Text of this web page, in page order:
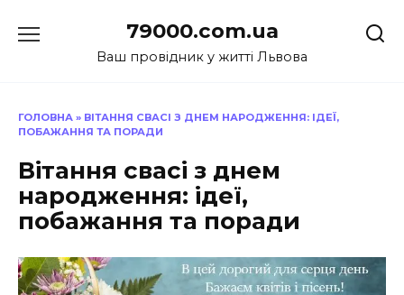
до
79000.com.ua
Ваш провідник у житті Львова
ГОЛОВНА » ВІТАННЯ СВАСІ З ДНЕМ НАРОДЖЕННЯ: ІДЕЇ,
ПОБАЖАННЯ ТА ПОРАДИ
Вітання свасі з днем
народження: ідеї,
побажання та поради